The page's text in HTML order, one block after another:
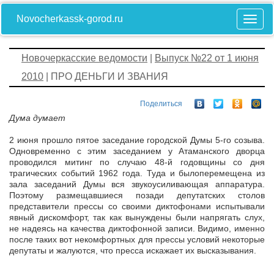
Novocherkassk-gorod.ru
Новочеркасские ведомости
Выпуск №22 от 1 июня
2010 | ПРО ДЕНЬГИ И ЗВАНИЯ
Поделиться
Дума думает
2 июня прошло пятое заседание городской Думы 5-го созыва.
Одновременно с этим заседанием у Атаманского дворца
проводился митинг по случаю 48-й годовщины со дня
трагических событий 1962 года. Туда и былоперемещена из
зала заседаний Думы вся звукоусиливающая аппаратура.
Поэтому размещавшиеся позади депутатских столов
представители прессы со своими диктофонами испытывали
явный дискомфорт, так как вынуждены были напрягать слух,
не надеясь на качества диктофонной записи. Видимо, именно
после таких вот некомфортных для прессы условий некоторые
депутаты и жалуются, что пресса искажает их высказывания.